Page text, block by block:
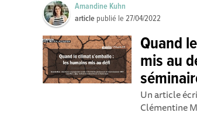
Amandine Kuhn
article publié le27/04/2022
Quand
mis au
Un article
Clémentine